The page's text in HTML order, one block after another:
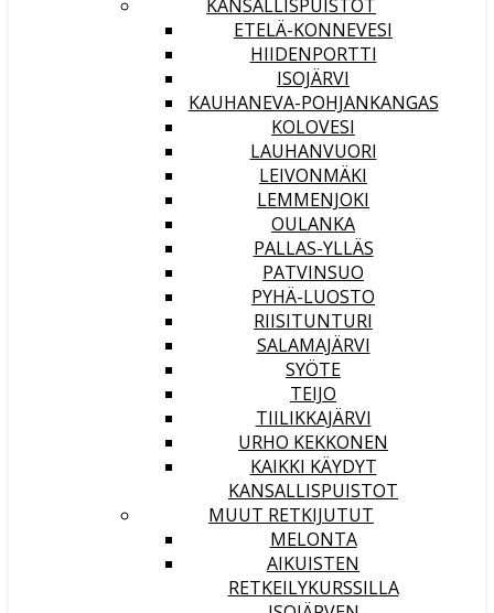
KANSALLISPUISTOT
ETELÄ-KONNEVESI
HIIDENPORTTI
ISOJÄRVI
KAUHANEVA-POHJANKANGAS
KOLOVESI
LAUHANVUORI
LEIVONMÄKI
LEMMENJOKI
OULANKA
PALLAS-YLLÄS
PATVINSUO
PYHÄ-LUOSTO
RIISITUNTURI
SALAMAJÄRVI
SYÖTE
TEIJO
TIILIKKAJÄRVI
URHO KEKKONEN
KAIKKI KÄYDYT
KANSALLISPUISTOT
MUUT RETKIJUTUT
MELONTA
AIKUISTEN
RETKEILYKURSSILLA